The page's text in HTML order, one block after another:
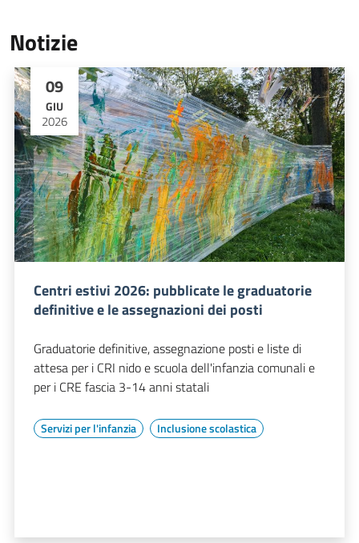
Notizie
09
GIU
2026
Centri estivi 2026: pubblicate le graduatorie
definitive e le assegnazioni dei posti
Graduatorie definitive, assegnazione posti e liste di
attesa per i CRI nido e scuola dell'infanzia comunali e
per i CRE fascia 3-14 anni statali
Servizi per l'infanzia Inclusione scolastica